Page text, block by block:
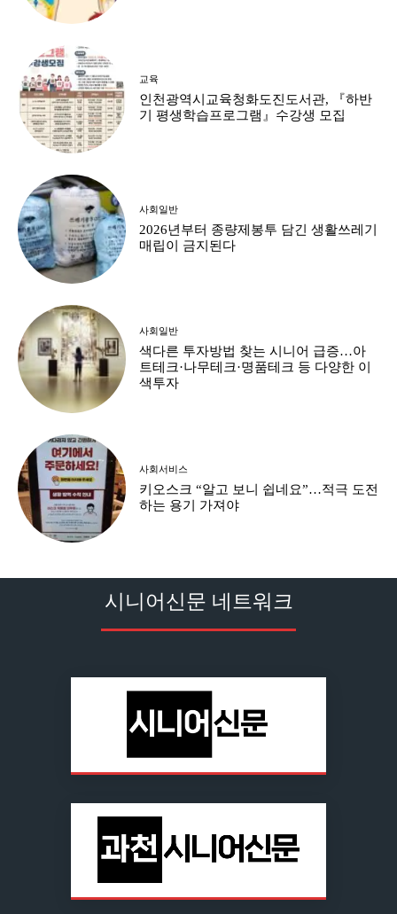
교육
인천광역시교육청화도진도서관, 『하반
기 평생학습프로그램』수강생 모집
사회일반
2026년부터 종량제봉투 담긴 생활쓰레기
매립이 금지된다
사회일반
색다른 투자방법 찾는 시니어 급증…아
트테크·나무테크·명품테크 등 다양한 이
색투자
사회서비스
키오스크 “알고 보니 쉽네요”…적극 도전
하는 용기 가져야
시니어신문 네트워크